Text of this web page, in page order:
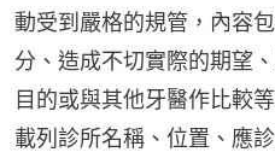
動受到嚴格的規管，內容
分、造成不切實際的期望
目的或與其他牙醫作比較
載列診所名稱、位置、應